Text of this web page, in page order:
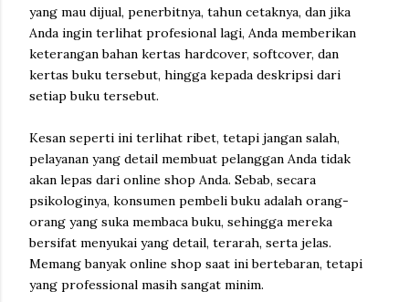
yang mau dijual, penerbitnya, tahun cetaknya, dan jika
Anda ingin terlihat profesional lagi, Anda memberikan
keterangan bahan kertas hardcover, softcover, dan
kertas buku tersebut, hingga kepada deskripsi dari
setiap buku tersebut.
Kesan seperti ini terlihat ribet, tetapi jangan salah,
pelayanan yang detail membuat pelanggan Anda tidak
akan lepas dari online shop Anda. Sebab, secara
psikologinya, konsumen pembeli buku adalah orang-
orang yang suka membaca buku, sehingga mereka
bersifat menyukai yang detail, terarah, serta jelas.
Memang banyak online shop saat ini bertebaran, tetapi
yang professional masih sangat minim.